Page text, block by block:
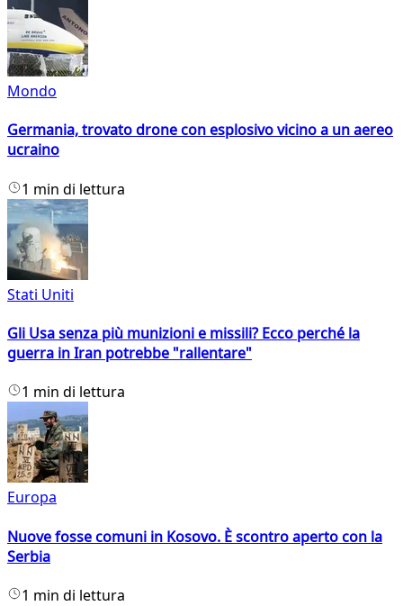
Mondo
Germania, trovato drone con esplosivo vicino a un aereo
ucraino
1 min di lettura
Stati Uniti
Gli Usa senza più munizioni e missili? Ecco perché la
guerra in Iran potrebbe "rallentare"
1 min di lettura
Europa
Nuove fosse comuni in Kosovo. È scontro aperto con la
Serbia
1 min di lettura